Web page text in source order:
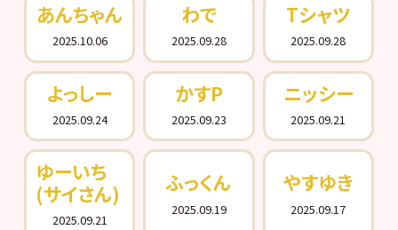
あんちゃん
2025.10.06
わで
2025.09.28
Tシャツ
2025.09.28
よっしー
2025.09.24
かすP
2025.09.23
ニッシー
2025.09.21
ゆーいち
(サイさん)
2025.09.21
ふっくん
2025.09.19
やすゆき
2025.09.17